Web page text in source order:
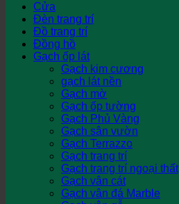
Cửa
Đèn trang trí
Đồ trang trí
Đồng hồ
Gạch ốp lát
Gạch kim cương
gạch lát nền
Gạch mờ
Gạch ốp tường
Gạch Phủ Vàng
Gạch sân vườn
Gạch Terrazzo
Gạch trang trí
Gạch trang trí ngoại thất
Gạch vân cát
Gạch vân đá Marble